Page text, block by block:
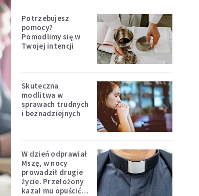
Potrzebujesz
pomocy?
Pomodlimy się w
Twojej intencji
Skuteczna
modlitwa w
sprawach trudnych
i beznadziejnych
W dzień odprawiał
Mszę, w nocy
prowadził drugie
życie. Przełożony
kazał mu opuścić